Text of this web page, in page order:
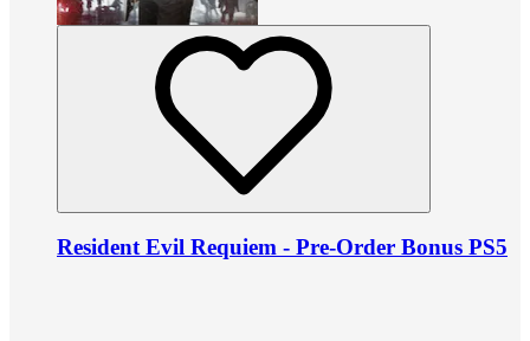
Resident Evil Requiem - Pre-Order Bonus PS5